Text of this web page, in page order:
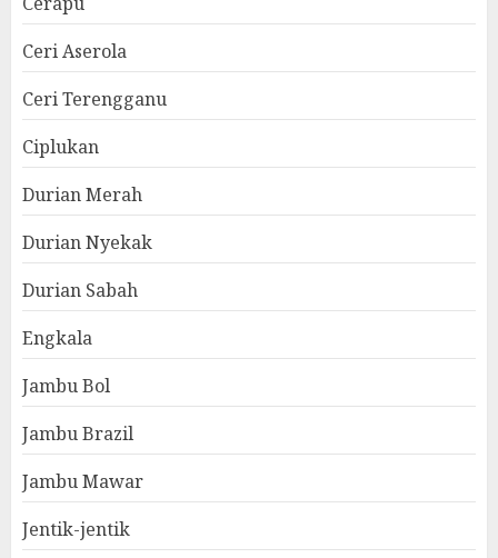
Ceri Aserola
Ceri Terengganu
Ciplukan
Durian Merah
Durian Nyekak
Durian Sabah
Engkala
Jambu Bol
Jambu Brazil
Jambu Mawar
Jentik-jentik